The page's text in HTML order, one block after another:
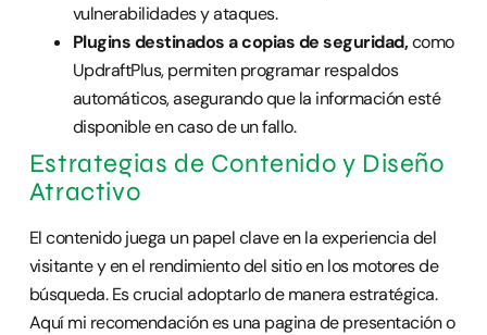
vulnerabilidades y ataques.
Plugins destinados a copias de seguridad,como
UpdraftPlus, permiten programar respaldos
automáticos, asegurando que la información esté
disponible en caso de un fallo.
Estrategias de Contenido y Diseño
Atractivo
El contenido juega un papel clave en la experiencia del
visitante y en el rendimiento del sitio en los motores de
búsqueda. Es crucial adoptarlo de manera estratégica.
Aquí mi recomendación es una pagina de presentación o